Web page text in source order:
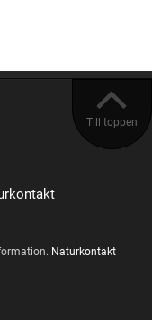
Till toppen
Naturkontakt